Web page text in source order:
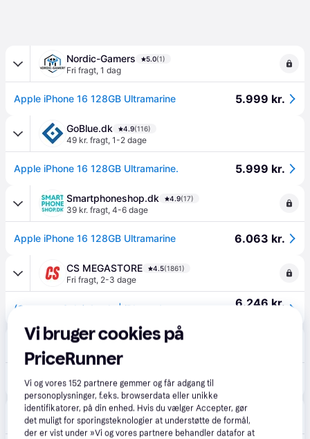
Nordic-Gamers 5.0(1)
Fri fragt, 1 dag
Apple iPhone 16 128GB Ultramarine 5.999 kr.
GoBlue.dk 4.9(116)
49 kr. fragt, 1-2 dage
Apple iPhone 16 128GB Ultramarine. 5.999 kr.
Smartphoneshop.dk 4.9(17)
39 kr. fragt, 4-6 dage
Apple iPhone 16 128GB Ultramarine 6.063 kr.
CS MEGASTORE 4.5(1861)
Fri fragt, 2-3 dage
6.246 kr.
CompuMail 4.7(1210)
Fri fragt
Apple iPhone 16 6,1'' 128GB - Ultramarine --> På lager, levering hos dig 08-08-2026
Eller 3 betalinger af 2.082 kr.
Komplett.dk 4.5(251)
Fri fragt,2-6 dage
Vi bruger cookies på
PriceRunner
Vi og vores152 partnere gemmer og får adgang til
personoplysninger, f.eks. browserdata eller unikke
identifikatorer, på din enhed. Hvis du vælger Accepter, gør
det muligt for sporingsteknologier at understøtte de formål,
der er vist under »Vi og vores partnere behandler datafor at